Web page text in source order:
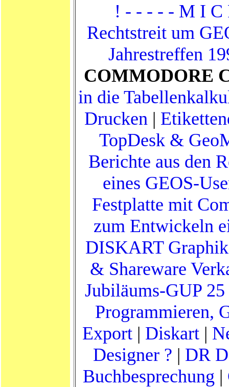
! - - - - - M I
Rechtstreit um
Jahrestreffen
COMMODORE
in die
Drucken |
TopDesk &
Berichte aus den
eines GEOS-
Festplatte mit
zum Entwickeln
DISKART
& Shareware
Jubiläums-GUP 25
Programmieren,
Export | Diskart |
Designer ? | DR
Buchbesprechung |